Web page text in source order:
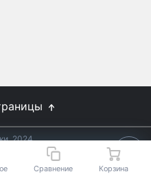
2024
уточняйте у
Сравнение Корзина